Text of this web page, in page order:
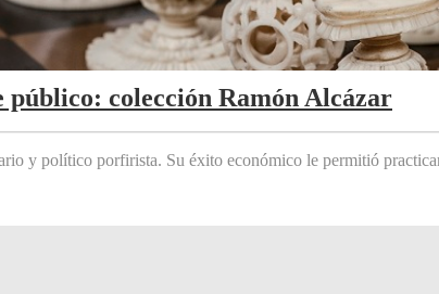
público: colección Ramón Alcázar
y político porfirista. Su éxito económico le permitió